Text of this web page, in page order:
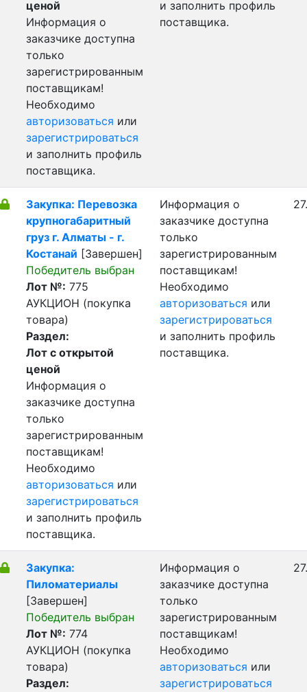
ценой
Информация о
заказчике доступна
только
зарегистрированным
поставщикам!
Необходимо
авторизоваться или
зарегистрироваться
и заполнить профиль
поставщика.
и заполнить профиль
поставщика.
Закупка: Перевозка
крупногабаритный
груз г. Алматы - г.
Костанай [Завершен]
Победитель выбран
Лот №: 775
АУКЦИОН (покупка
товара)
Раздел:
Лот с открытой
ценой
Информация о
заказчике доступна
только
зарегистрированным
поставщикам!
Необходимо
авторизоваться или
зарегистрироваться
и заполнить профиль
поставщика.
Информация о
заказчике доступна
только
зарегистрированным
поставщикам!
Необходимо
авторизоваться или
зарегистрироваться
и заполнить профиль
поставщика.
Закупка:
Пиломатериалы
[Завершен]
Победитель выбран
Лот №: 774
АУКЦИОН (покупка
товара)
Раздел:
Информация о
заказчике доступна
только
зарегистрированным
поставщикам!
Необходимо
авторизоваться или
зарегистрироваться